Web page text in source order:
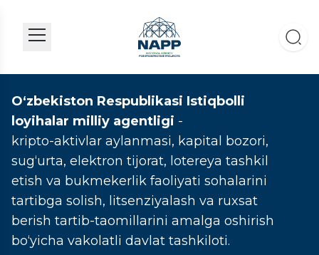
O‘zbekiston Respublikasi Istiqbolli
loyihalar milliy agentligi -
kripto-aktivlar aylanmasi, kapital bozori,
sug‘urta, elektron tijorat, lotereya tashkil
etish va bukmekerlik faoliyati sohalarini
tartibga solish, litsenziyalash va ruxsat
berish tartib-taomillarini amalga oshirish
bo‘yicha vakolatli davlat tashkiloti.